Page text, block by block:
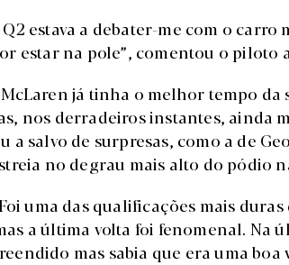
Q2 estava a debater-me com o
estar na pole”, comentou o piloto
já tinha o melhor tempo da
nos derradeiros instantes, ainda
a salvo de surpresas, como a de
no degrau mais alto do pódio
uma das qualificações mais
a última volta foi fenomenal. Na
mas sabia que era uma